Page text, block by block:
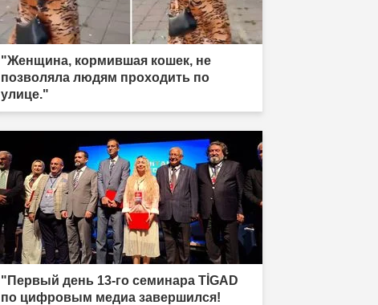
"Женщина, кормившая кошек, не
позволяла людям проходить по
улице."
"Первый день 13-го семинара TİGAD
по цифровым медиа завершился!